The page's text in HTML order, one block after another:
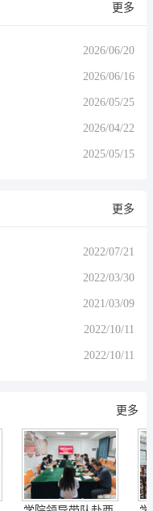
更多
2026/06/20
2026/06/16
2026/05/25
2026/04/22
2025/05/15
更多
2022/07/21
2022/03/30
2021/03/09
2022/10/11
2022/10/11
更多